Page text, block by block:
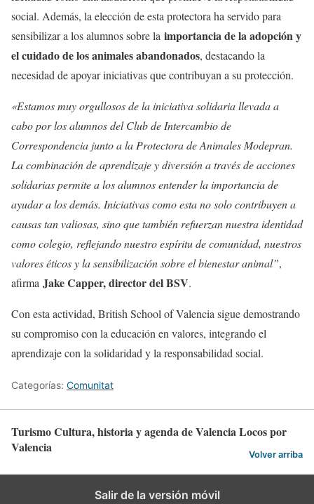
social. Además, la elección de esta protectora ha servido para
sensibilizar a los alumnos sobre la importancia de la adopción y
el cuidado de los animales abandonados, destacando la
necesidad de apoyar iniciativas que contribuyan a su protección.
«Estamos muy orgullosos de la iniciativa solidaria llevada a
cabo por los alumnos del Club de Intercambio de
Correspondencia junto a la Protectora de Animales Modepran.
La combinación de aprendizaje y diversión a través de acciones
solidarias permite a los alumnos entender la importancia de
ayudar a los demás. Iniciativas como esta no solo contribuyen a
causas tan valiosas, sino que también refuerzan nuestra identidad
como colegio, reflejando nuestro espíritu de comunidad, nuestros
valores éticos y la sensibilización sobre el bienestar animal”,
afirma Jake Capper, director del BSV.
Con esta actividad, British School of Valencia sigue demostrando
su compromiso con la educación en valores, integrando el
aprendizaje con la solidaridad y la responsabilidad social.
Categorías: Comunitat
Turismo Cultura, historia y agenda de Valencia Locos por
Valencia
Volver arriba
Salir de la versión móvil